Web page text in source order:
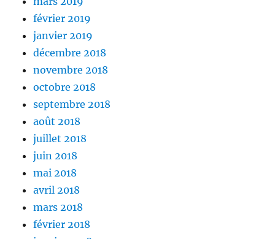
février 2019
janvier 2019
décembre 2018
novembre 2018
octobre 2018
septembre 2018
août 2018
juillet 2018
juin 2018
mai 2018
avril 2018
mars 2018
février 2018